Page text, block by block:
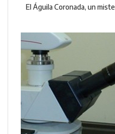
El Águila Coronada, un